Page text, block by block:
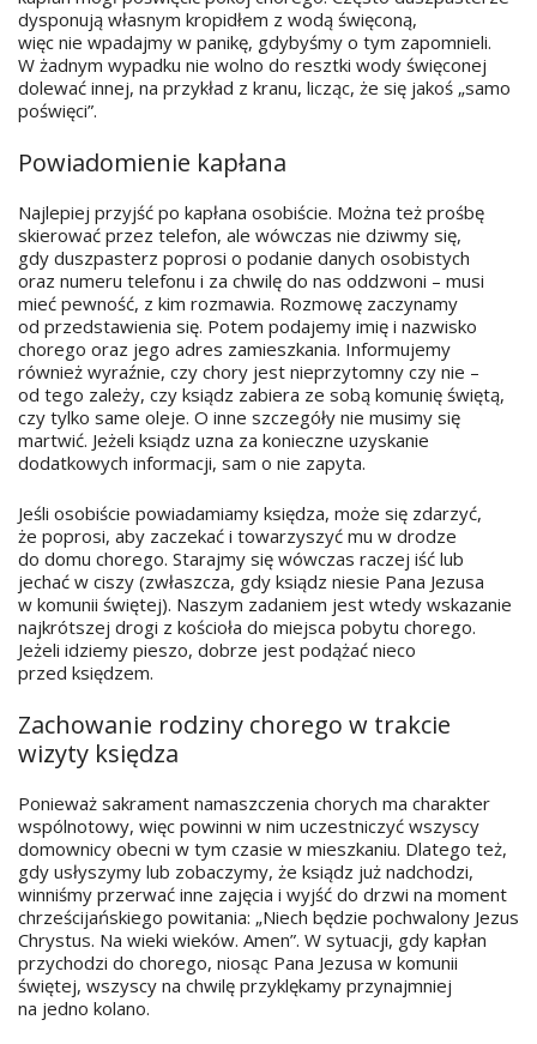
dysponują własnym kropidłem z wodą święconą,
więc nie wpadajmy w panikę, gdybyśmy o tym zapomnieli.
W żadnym wypadku nie wolno do resztki wody święconej
dolewać innej, na przykład z kranu, licząc, że się jakoś „samo
poświęci”.
Powiadomienie kapłana
Najlepiej przyjść po kapłana osobiście. Można też prośbę
skierować przez telefon, ale wówczas nie dziwmy się,
gdy duszpasterz poprosi o podanie danych osobistych
oraz numeru telefonu i za chwilę do nas oddzwoni – musi
mieć pewność, z kim rozmawia. Rozmowę zaczynamy
od przedstawienia się. Potem podajemy imię i nazwisko
chorego oraz jego adres zamieszkania. Informujemy
również wyraźnie, czy chory jest nieprzytomny czy nie –
od tego zależy, czy ksiądz zabiera ze sobą komunię świętą,
czy tylko same oleje. O inne szczegóły nie musimy się
martwić. Jeżeli ksiądz uzna za konieczne uzyskanie
dodatkowych informacji, sam o nie zapyta.
Jeśli osobiście powiadamiamy księdza, może się zdarzyć,
że poprosi, aby zaczekać i towarzyszyć mu w drodze
do domu chorego. Starajmy się wówczas raczej iść lub
jechać w ciszy (zwłaszcza, gdy ksiądz niesie Pana Jezusa
w komunii świętej). Naszym zadaniem jest wtedy wskazanie
najkrótszej drogi z kościoła do miejsca pobytu chorego.
Jeżeli idziemy pieszo, dobrze jest podążać nieco
przed księdzem.
Zachowanie rodziny chorego w trakcie
wizyty księdza
Ponieważ sakrament namaszczenia chorych ma charakter
wspólnotowy, więc powinni w nim uczestniczyć wszyscy
domownicy obecni w tym czasie w mieszkaniu. Dlatego też,
gdy usłyszymy lub zobaczymy, że ksiądz już nadchodzi,
winniśmy przerwać inne zajęcia i wyjść do drzwi na moment
chrześcijańskiego powitania: „Niech będzie pochwalony Jezus
Chrystus. Na wieki wieków. Amen”. W sytuacji, gdy kapłan
przychodzi do chorego, niosąc Pana Jezusa w komunii
świętej, wszyscy na chwilę przyklękamy przynajmniej
na jedno kolano.